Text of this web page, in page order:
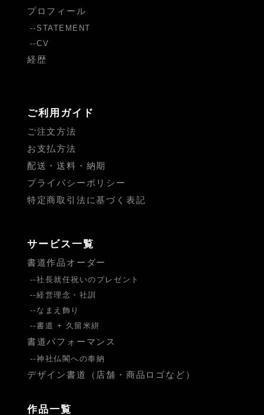
プロフィール
STATEMENT
CV
経歴
ご利用ガイド
ご注文方法
お支払方法
配送・送料・納期
プライバシーポリシー
特定商取引法に基づく表記
サービス一覧
書道作品オーダー
社長就任祝いのプレゼント
経営理念・社訓
なまえ飾り
書道 + 久留米絣
書道パフォーマンス
神社仏閣への奉納
デザイン書道（店舗・商品ロゴなど）
作品一覧